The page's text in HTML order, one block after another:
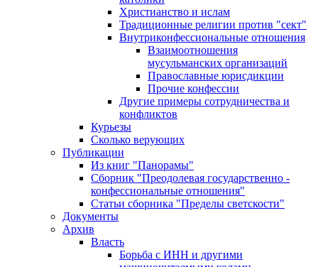
Христианство и ислам
Традиционные религии против "сект"
Внутриконфессиональные отношения
Взаимоотношения
мусульманских организаций
Православные юрисдикции
Прочие конфессии
Другие примеры сотрудничества и
конфликтов
Курьезы
Сколько верующих
Публикации
Из книг "Панорамы"
Сборник "Преодолевая государственно -
конфессиональные отношения"
Статьи сборника "Пределы светскости"
Документы
Архив
Власть
Борьба с ИНН и другими